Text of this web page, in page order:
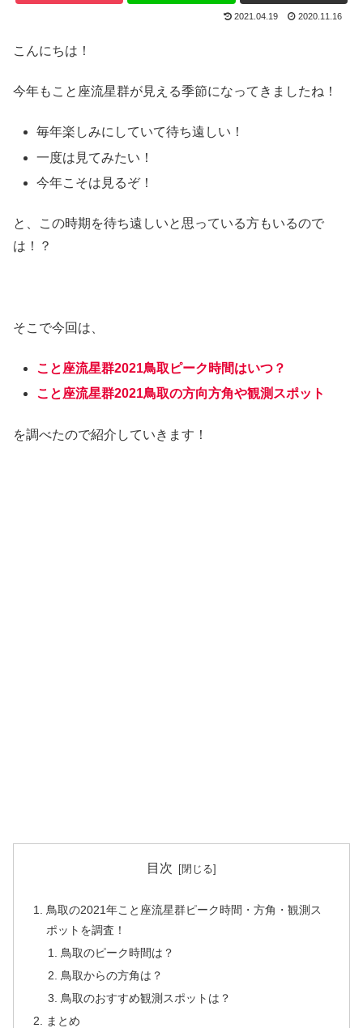
2021.04.19 2020.11.16
こんにちは！
今年もこと座流星群が見える季節になってきましたね！
毎年楽しみにしていて待ち遠しい！
一度は見てみたい！
今年こそは見るぞ！
と、この時期を待ち遠しいと思っている方もいるので
は！？
そこで今回は、
こと座流星群2021鳥取ピーク時間はいつ？
こと座流星群2021鳥取の方向方角や観測スポット
を調べたので紹介していきます！
目次
鳥取の2021年こと座流星群ピーク時間・方角・観測ス
ポットを調査！
鳥取のピーク時間は？
鳥取からの方角は？
鳥取のおすすめ観測スポットは？
まとめ